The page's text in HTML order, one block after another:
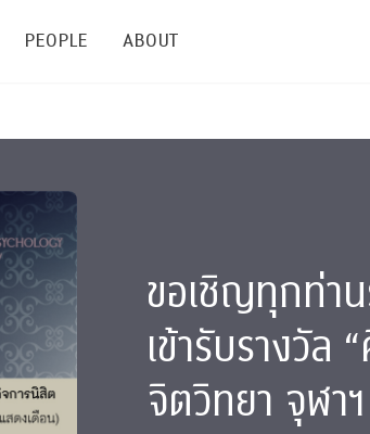
for Effective Organization
& Announcement
& Talks
PEOPLE
Staffs
Post-docs
Management
ABOUT
Giving
Annual Reports
Contact Us
ขอเชิญทุกท่าน
เข้ารับรางวัล
จิตวิทยา จุฬา